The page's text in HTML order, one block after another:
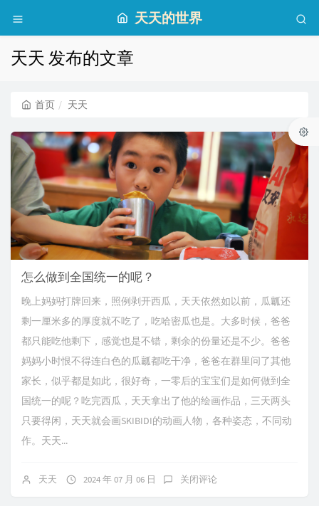
天天的世界
天天 发布的文章
首页 天天
怎么做到全国统一的呢？
晚上妈妈打牌回来，照例剥开西瓜，天天依然如以前，瓜瓤还
剩一厘米多的厚度就不吃了，吃哈密瓜也是。大多时候，爸爸
都只能吃他剩下，感觉也是不错，剩余的份量还是不少。爸爸
妈妈小时恨不得连白色的瓜瓤都吃干净，爸爸在群里问了其他
家长，似乎都是如此，很好奇，一零后的宝宝们是如何做到全
国统一的呢？吃完西瓜，天天拿出了他的绘画作品，三天两头
只要得闲，天天就会画SKIBIDI的动画人物，各种姿态，不同动
作。天天...
天天 2024 年 07 月 06 日 关闭评论